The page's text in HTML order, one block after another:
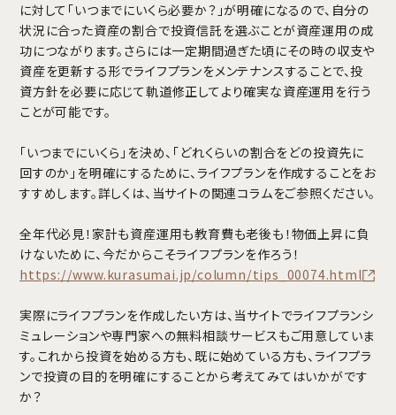
に対して「いつまでにいくら必要か？」が明確になるので、自分の
状況に合った資産の割合で投資信託を選ぶことが資産運用の成
功につながります。さらには一定期間過ぎた頃にその時の収支や
資産を更新する形でライフプランをメンテナンスすることで、投
資方針を必要に応じて軌道修正してより確実な資産運用を行う
ことが可能です。
「いつまでにいくら」を決め、「どれくらいの割合をどの投資先に
回すのか」を明確にするために、ライフプランを作成することをお
すすめします。詳しくは、当サイトの関連コラムをご参照ください。
全年代必見！家計も資産運用も教育費も老後も！物価上昇に負
けないために、今だからこそライフプランを作ろう！
https://www.kurasumai.jp/column/tips_00074.html
実際にライフプランを作成したい方は、当サイトでライフプランシ
ミュレーションや専門家への無料相談サービスもご用意していま
す。これから投資を始める方も、既に始めている方も、ライフプラ
ンで投資の目的を明確にすることから考えてみてはいかがです
か？